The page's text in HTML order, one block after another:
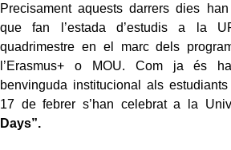
Precisament aquests darrers dies
que fan l’estada d’estudis a la
quadrimestre en el marc dels
l’Erasmus+ o MOU. Com ja és
benvinguda institucional als
17 de febrer s’han celebrat a la
Days”.